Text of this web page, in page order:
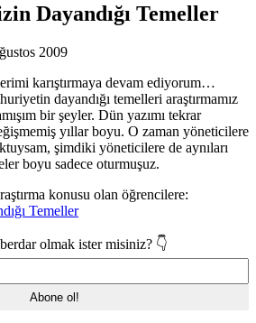
Dayandığı Temeller
2009
karıştırmaya devam ediyorum…
dayandığı temelleri araştırmamız
bir şeyler. Dün yazımı tekrar
yıllar boyu. O zaman yöneticilere
şimdiki yöneticilere de aynıları
boyu sadece oturmuşuz.
konusu olan öğrencilere:
Temeller
olmak ister misiniz? 👇